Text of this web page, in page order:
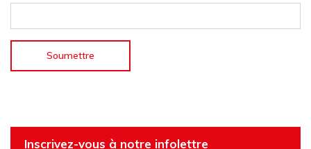
Inscrivez-vous à notre infolettre